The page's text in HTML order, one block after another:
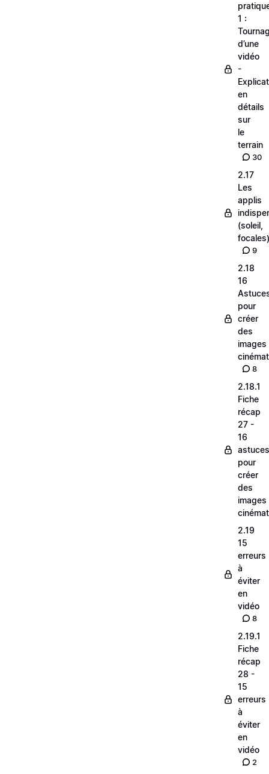
1 :
d’une
vidéo
-
en
détails
sur
le
terrain
30
2.17
Les
applis
(soleil,
focales)
9
2.18
16
pour
créer
des
images
8
2.18.1
Fiche
récap
27 -
16
astuces
pour
créer
des
images
2.19
15
erreurs
à
éviter
en
vidéo
8
2.19.1
Fiche
récap
28 -
15
erreurs
à
éviter
en
vidéo
2